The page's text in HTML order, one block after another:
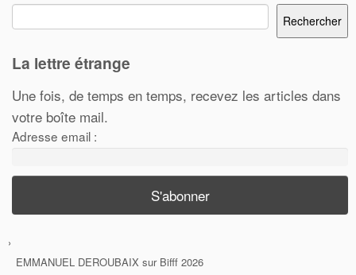
Rechercher
La lettre étrange
Une fois, de temps en temps, recevez les articles dans
votre boîte mail.
Adresse email :
EMMANUEL DEROUBAIX sur Bifff 2026